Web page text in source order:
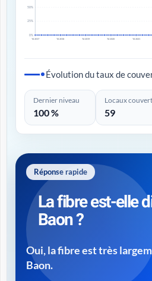
0%
25%
50%
T4 2017 T4 2018 T4 2019 T4 2020 T4 2021
Évolution du taux de
Dernier niveau
100 %
Locaux
59
Réponse rapide
La fibre est-elle
Baon ?
Oui, la fibre est très
Baon.